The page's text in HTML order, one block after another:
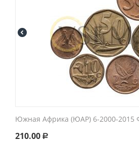
Южная Африка (ЮАР) 6-2000-2015
210.00 Р